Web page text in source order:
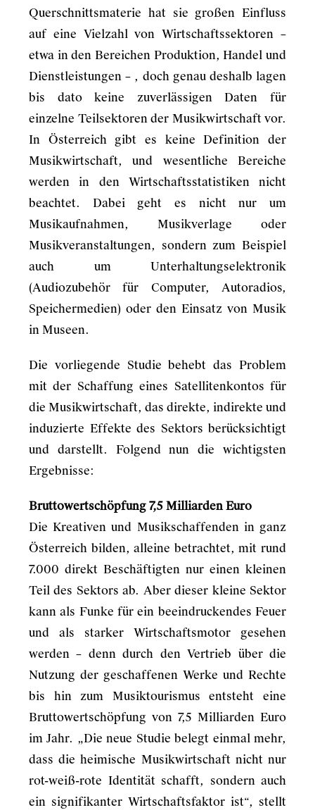
Querschnittsmaterie hat sie großen Einfluss
auf eine Vielzahl von Wirtschaftssektoren –
etwa in den Bereichen Produktion, Handel und
Dienstleistungen – , doch genau deshalb lagen
bis dato keine zuverlässigen Daten für
einzelne Teilsektoren der Musikwirtschaft vor.
In Österreich gibt es keine Definition der
Musikwirtschaft, und wesentliche Bereiche
werden in den Wirtschaftsstatistiken nicht
beachtet. Dabei geht es nicht nur um
Musikaufnahmen, Musikverlage oder
Musikveranstaltungen, sondern zum Beispiel
auch um Unterhaltungselektronik
(Audiozubehör für Computer, Autoradios,
Speichermedien) oder den Einsatz von Musik
in Museen.
Die vorliegende Studie behebt das Problem
mit der Schaffung eines Satellitenkontos für
die Musikwirtschaft, das direkte, indirekte und
induzierte Effekte des Sektors berücksichtigt
und darstellt. Folgend nun die wichtigsten
Ergebnisse:
Bruttowertschöpfung 7,5 Milliarden Euro
Die Kreativen und Musikschaffenden in ganz
Österreich bilden, alleine betrachtet, mit rund
7.000 direkt Beschäftigten nur einen kleinen
Teil des Sektors ab. Aber dieser kleine Sektor
kann als Funke für ein beeindruckendes Feuer
und als starker Wirtschaftsmotor gesehen
werden – denn durch den Vertrieb über die
Nutzung der geschaffenen Werke und Rechte
bis hin zum Musiktourismus entsteht eine
Bruttowertschöpfung von 7,5 Milliarden Euro
im Jahr. „Die neue Studie belegt einmal mehr,
dass die heimische Musikwirtschaft nicht nur
rot-weiß-rote Identität schafft, sondern auch
ein signifikanter Wirtschaftsfaktor ist“, stellt